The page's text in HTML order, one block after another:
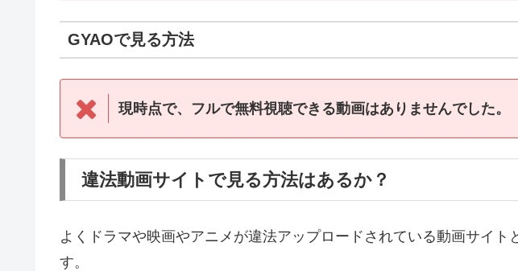
GYAOで見る方法
現時点で、フルで無料視聴できる動画はありませんでした。
違法動画サイトで見る方法はあるか？
よくドラマや映画やアニメが違法アップロードされている動画サイト
す。